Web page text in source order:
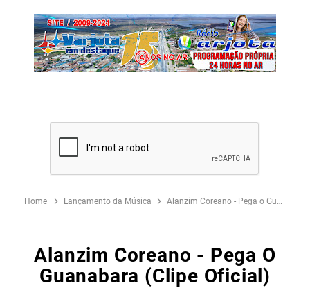
Home Lançamento da Música Alanzim Coreano - Pega o Guanabara (Clipe Oficial)
Alanzim Coreano - Pega O
Guanabara (Clipe Oficial)